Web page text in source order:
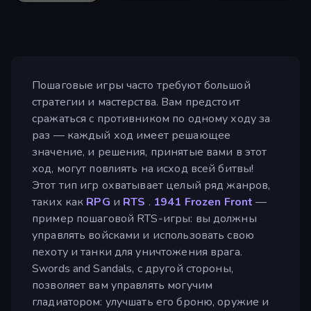
Пошаговые игры часто требуют большой
стратегии и мастерства. Вам предстоит
сражаться с противником по одному ходу за
раз — каждый ход имеет решающее
значение, и решения, принятые вами в этот
ход, могут повлиять на исход всей битвы!
Этот тип игр охватывает целый ряд жанров,
таких как RPG и RTS . 1941 Frozen Front —
пример пошаговой RTS-игры: вы должны
управлять войсками и использовать свою
пехоту и танки для уничтожения врага.
Swords and Sandals, с другой стороны,
позволяет вам управлять могучим
гладиатором: улучшать его броню, оружие и